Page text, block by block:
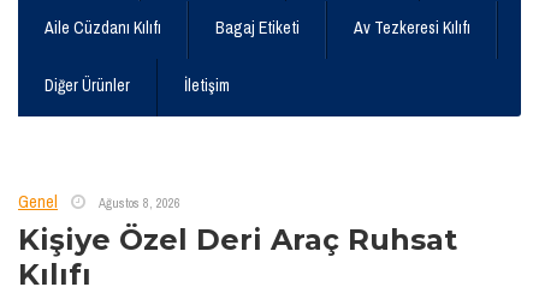
Aile Cüzdanı Kılıfı Bagaj Etiketi Av Tezkeresi Kılıfı
Diğer Ürünler İletişim
Genel Ağustos 8, 2026
Kişiye Özel Deri Araç Ruhsat
Kılıfı